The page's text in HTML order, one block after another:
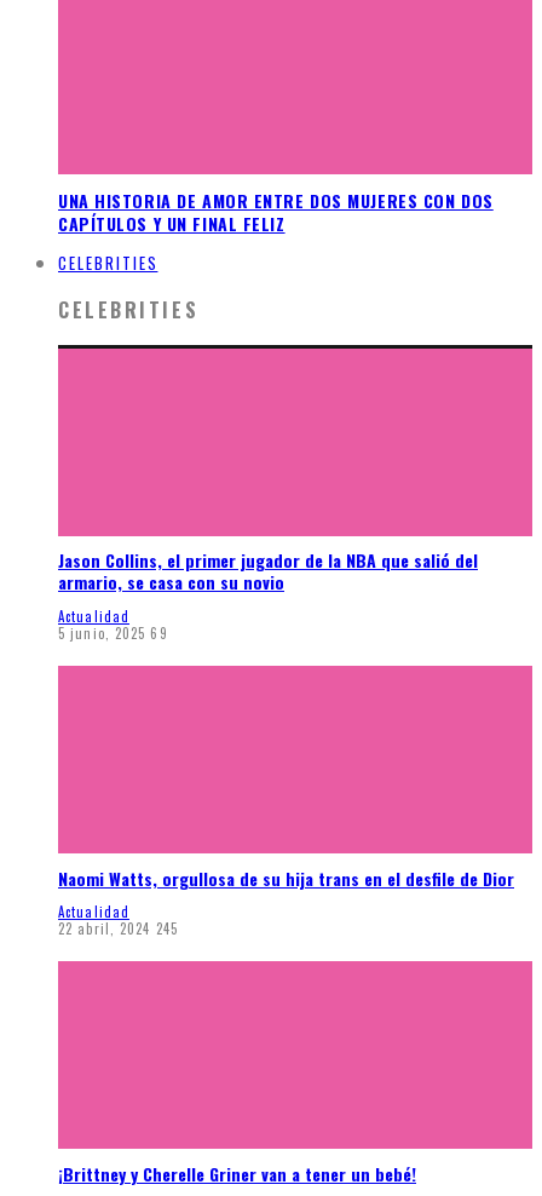
UNA HISTORIA DE AMOR ENTRE DOS MUJERES CON DOS
CAPÍTULOS Y UN FINAL FELIZ
CELEBRITIES
CELEBRITIES
Jason Collins, el primer jugador de la NBA que salió del
armario, se casa con su novio
Actualidad
5 junio, 2025 69
Naomi Watts, orgullosa de su hija trans en el desfile de Dior
Actualidad
22 abril, 2024 245
¡Brittney y Cherelle Griner van a tener un bebé!